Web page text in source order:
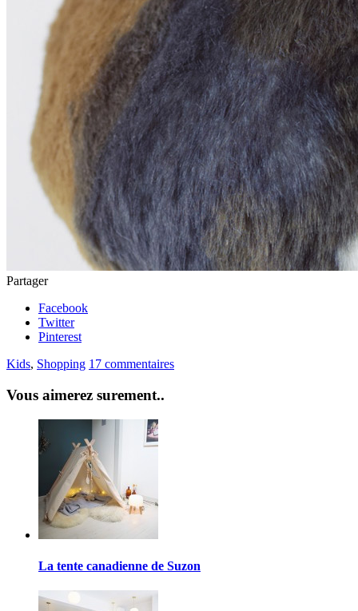
Partager
Facebook
Twitter
Pinterest
Kids, Shopping 17 commentaires
Vous aimerez surement..
La tente canadienne de Suzon